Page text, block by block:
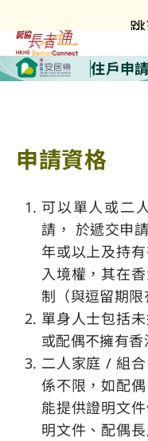
住戶申請
申請資格
可以單人或二
請， 於遞交申
年或以上及持
入境權，其在
制（與逗留期限
單身人士包括
或配偶不擁有香
二人家庭 / 組
係不限，如配
能提供證明文
明文件、配偶